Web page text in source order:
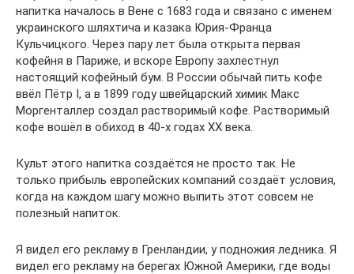
напитка началось в Вене с 1683 года и связано с именем
украинского шляхтича и казака Юрия-Франца
Кульчицкого. Через пару лет была открыта первая
кофейня в Париже, и вскоре Европу захлестнул
настоящий кофейный бум. В России обычай пить кофе
ввёл Пётр I, а в 1899 году швейцарский химик Макс
Моргенталлер создал растворимый кофе. Растворимый
кофе вошёл в обиход в 40-x годах XX века.
Культ этого напитка создаётся не просто так. Не
только прибыль европейских компаний создаёт условия,
когда на каждом шагу можно выпить этот совсем не
полезный напиток.
Я видел его рекламу в Гренландии, у подножия ледника. Я
видел его рекламу на берегах Южной Америки, где воды